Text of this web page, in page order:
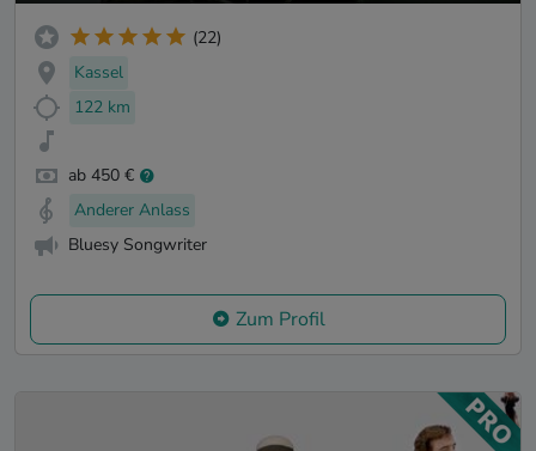
(22)
Kassel
122 km
ab 450 €
Anderer Anlass
Bluesy Songwriter
Zum Profil